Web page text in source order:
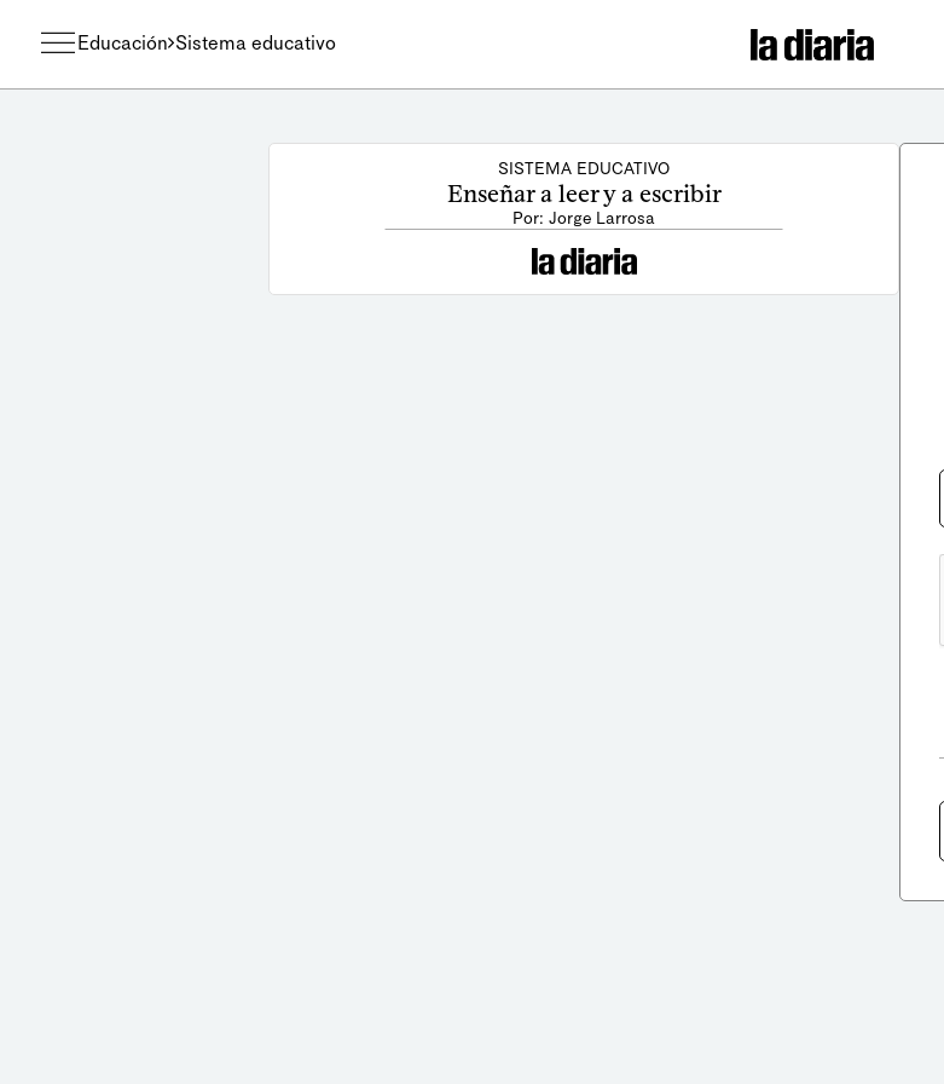
Educación Sistema educativo
SISTEMA EDUCATIVO
Enseñar a leer y a escribir
Por: Jorge Larrosa